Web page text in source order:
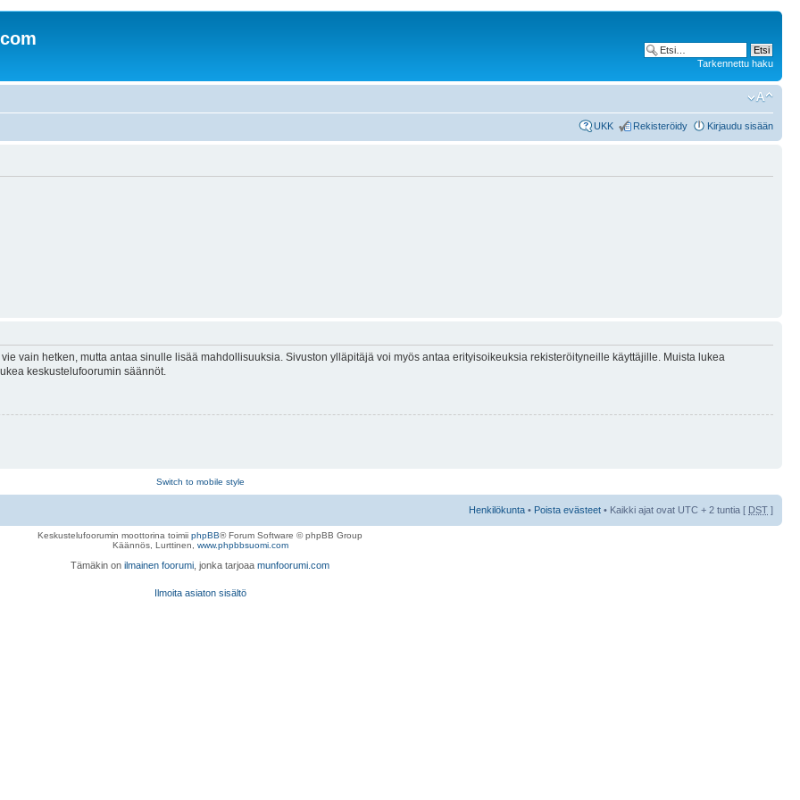
Tarkennettu haku
UKK Rekisteröidy Kirjaudu sisään
vain hetken, mutta antaa sinulle lisää mahdollisuuksia. Sivuston ylläpitäjä voi myös antaa erityisoikeuksia rekisteröityneille käyttäjille. Muista lukea
keskustelufoorumin säännöt.
Switch to mobile style
Henkilökunta • Poista evästeet • Kaikki ajat ovat UTC + 2 tuntia [ DST ]
Keskustelufoorumin moottorina toimii phpBB® Forum Software © phpBB Group
Käännös, Lurttinen, www.phpbbsuomi.com
Tämäkin on ilmainen foorumi , jonka tarjoaa munfoorumi.com
Ilmoita asiaton sisältö